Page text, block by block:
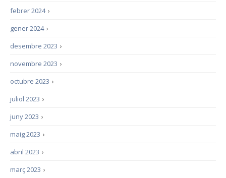
›
febrer 2024
›
gener 2024
›
desembre 2023
›
novembre 2023
›
octubre 2023
›
juliol 2023
›
juny 2023
›
maig 2023
›
abril 2023
›
març 2023